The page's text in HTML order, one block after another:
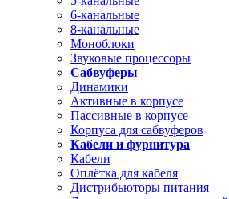
6-канальные
8-канальные
Моноблоки
Звуковые процессоры
Сабвуферы
Динамики
Активные в корпусе
Пассивные в корпусе
Корпуса для сабвуферов
Кабели и фурнитура
Кабели
Оплётка для кабеля
Дистрибьюторы питания